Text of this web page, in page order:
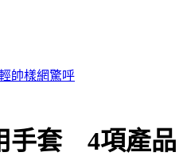
帥樣網驚呼
手套 4項產品